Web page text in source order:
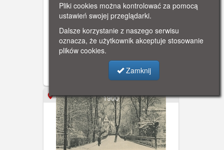
Gdańsk, willa Henkenhaf
Willa bierze swoją nazwę od projektanta
i właściciela Johanna Henkenhafa
(zaprojektował również elektrownię na
Ołowiance). Wcześniej architekt
mieszkał przy Partyzantów 20.
1900
Pliki cookies można kontrolować za pomocą
ustawień swojej przeglądarki.
Dalsze korzystanie z naszego serwisu
oznacza, że użytkownik akceptuje stosowanie
plików cookies.
Zamknij